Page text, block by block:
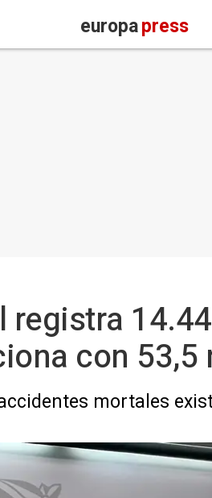
europapress
registra
con
mortales